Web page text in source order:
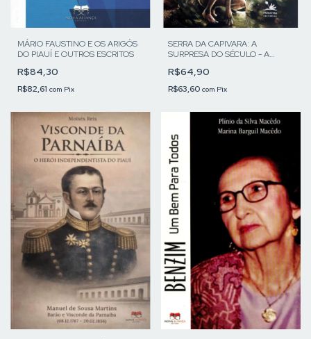
MÁRIO FAUSTINO E OS ARIGÓS
DO PIAUÍ E OUTROS ESCRITOS
R$84,30
R$82,61 com Pix
SERRA DA CAPIVARA: A
SURPRESA DO SÉCULO - A
R$64,90
R$63,60 com Pix